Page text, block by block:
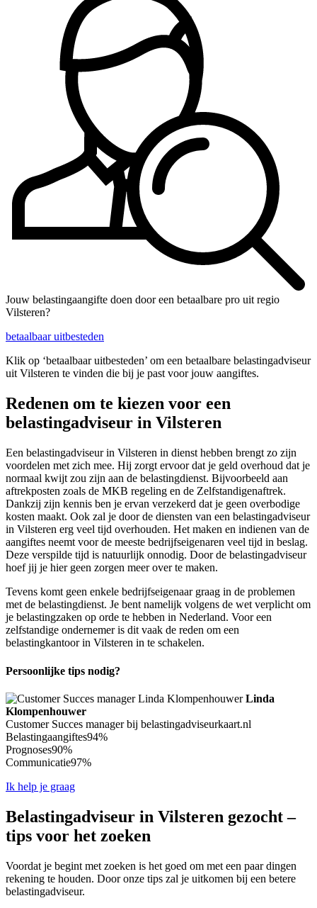
Jouw belastingaangifte doen door een betaalbare pro uit regio
Vilsteren?
betaalbaar uitbesteden
Klik op ‘betaalbaar uitbesteden’ om een betaalbare belastingadviseur
uit Vilsteren te vinden die bij je past voor jouw aangiftes.
Redenen om te kiezen voor een
belastingadviseur in Vilsteren
Een belastingadviseur in Vilsteren in dienst hebben brengt zo zijn
voordelen met zich mee. Hij zorgt ervoor dat je geld overhoud dat je
normaal kwijt zou zijn aan de belastingdienst. Bijvoorbeeld aan
aftrekposten zoals de MKB regeling en de Zelfstandigenaftrek.
Dankzij zijn kennis ben je ervan verzekerd dat je geen overbodige
kosten maakt. Ook zal je door de diensten van een belastingadviseur
in Vilsteren erg veel tijd overhouden. Het maken en indienen van de
aangiftes neemt voor de meeste bedrijfseigenaren veel tijd in beslag.
Deze verspilde tijd is natuurlijk onnodig. Door de belastingadviseur
hoef jij je hier geen zorgen meer over te maken.
Tevens komt geen enkele bedrijfseigenaar graag in de problemen
met de belastingdienst. Je bent namelijk volgens de wet verplicht om
je belastingzaken op orde te hebben in Nederland. Voor een
zelfstandige ondernemer is dit vaak de reden om een
belastingkantoor in Vilsteren in te schakelen.
Persoonlijke tips nodig?
Linda
Klompenhouwer
Customer Succes manager bij belastingadviseurkaart.nl
Belastingaangiftes94%
Prognoses90%
Communicatie97%
Ik help je graag
Belastingadviseur in Vilsteren gezocht –
tips voor het zoeken
Voordat je begint met zoeken is het goed om met een paar dingen
rekening te houden. Door onze tips zal je uitkomen bij een betere
belastingadviseur.